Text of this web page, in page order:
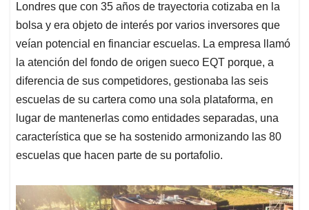
Londres que con 35 años de trayectoria cotizaba en la
bolsa y era objeto de interés por varios inversores que
veían potencial en financiar escuelas. La empresa llamó
la atención del fondo de origen sueco EQT porque, a
diferencia de sus competidores, gestionaba las seis
escuelas de su cartera como una sola plataforma, en
lugar de mantenerlas como entidades separadas, una
característica que se ha sostenido armonizando las 80
escuelas que hacen parte de su portafolio.